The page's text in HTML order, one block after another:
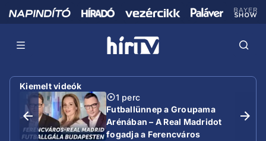
Kiemelt videók
1 perc
Futballünnep a Groupama
Arénában – A Real Madridot
fogadja a Ferencváros